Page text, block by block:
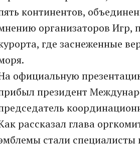
континентов,
организаторов Игр,
где заснеженные
официальную
президент
рассказал глава
стали